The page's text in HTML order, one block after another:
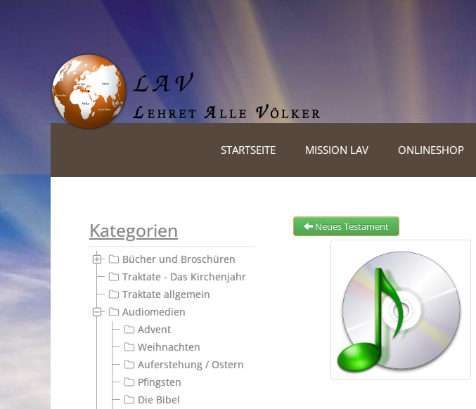
STARTSEITE MISSION LAV ONLINESHOP
Kategorien
Bücher und Broschüren
Traktate - Das Kirchenjahr
Traktate allgemein
Audiomedien
Advent
Weihnachten
Auferstehung / Ostern
Pfingsten
Die Bibel
Neues Testament